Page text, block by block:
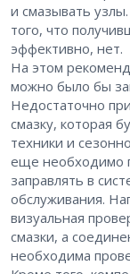
и смазывать
того, что
эффективно, нет.
На этом
можно было бы
Недостаточно
смазку, которая
техники и
еще необходимо
заправлять в
обслуживания.
визуальная
смазки, а
необходима